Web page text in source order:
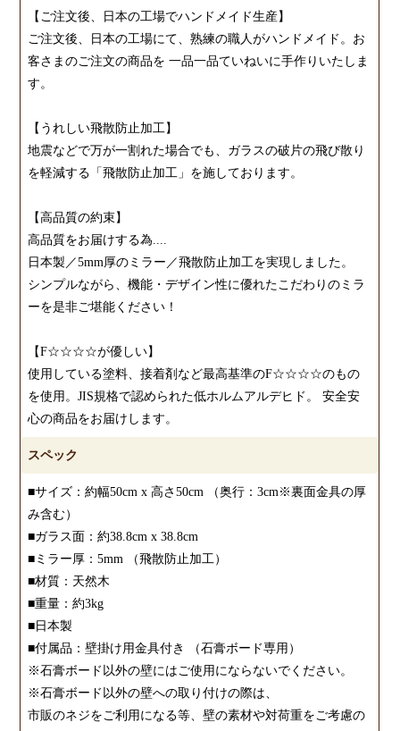
【ご注文後、日本の工場でハンドメイド生産】
ご注文後、日本の工場にて、熟練の職人がハンドメイド。お
客さまのご注文の商品を 一品一品ていねいに手作りいたしま
す。
【うれしい飛散防止加工】
地震などで万が一割れた場合でも、ガラスの破片の飛び散り
を軽減する「飛散防止加工」を施しております。
【高品質の約束】
高品質をお届けする為....
日本製／5mm厚のミラー／飛散防止加工を実現しました。
シンプルながら、機能・デザイン性に優れたこだわりのミラ
ーを是非ご堪能ください！
【F☆☆☆☆が優しい】
使用している塗料、接着剤など最高基準のF☆☆☆☆のもの
を使用。JIS規格で認められた低ホルムアルデヒド。 安全安
心の商品をお届けします。
スペック
■サイズ：約幅50cm x 高さ50cm （奥行：3cm※裏面金具の厚
み含む）
■ガラス面：約38.8cm x 38.8cm
■ミラー厚：5mm （飛散防止加工）
■材質：天然木
■重量：約3kg
■日本製
■付属品：壁掛け用金具付き （石膏ボード専用）
※石膏ボード以外の壁にはご使用にならないでください。
※石膏ボード以外の壁への取り付けの際は、
市販のネジをご利用になる等、壁の素材や対荷重をご考慮の